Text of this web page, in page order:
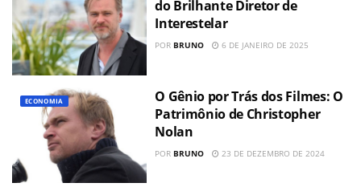
do Brilhante Diretor de
Interestelar
POR BRUNO 6 DE JANEIRO DE 2025
ECONOMIA
O Gênio por Trás dos Filmes: O
P​atrimônio de Christopher
Nolan
POR BRUNO 23 DE DEZEMBRO DE 2024